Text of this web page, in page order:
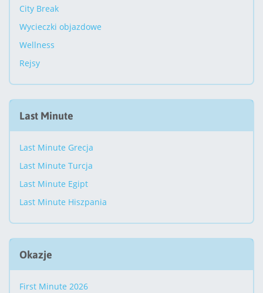
City Break
Wycieczki objazdowe
Wellness
Rejsy
Last Minute
Last Minute Grecja
Last Minute Turcja
Last Minute Egipt
Last Minute Hiszpania
Okazje
First Minute 2026